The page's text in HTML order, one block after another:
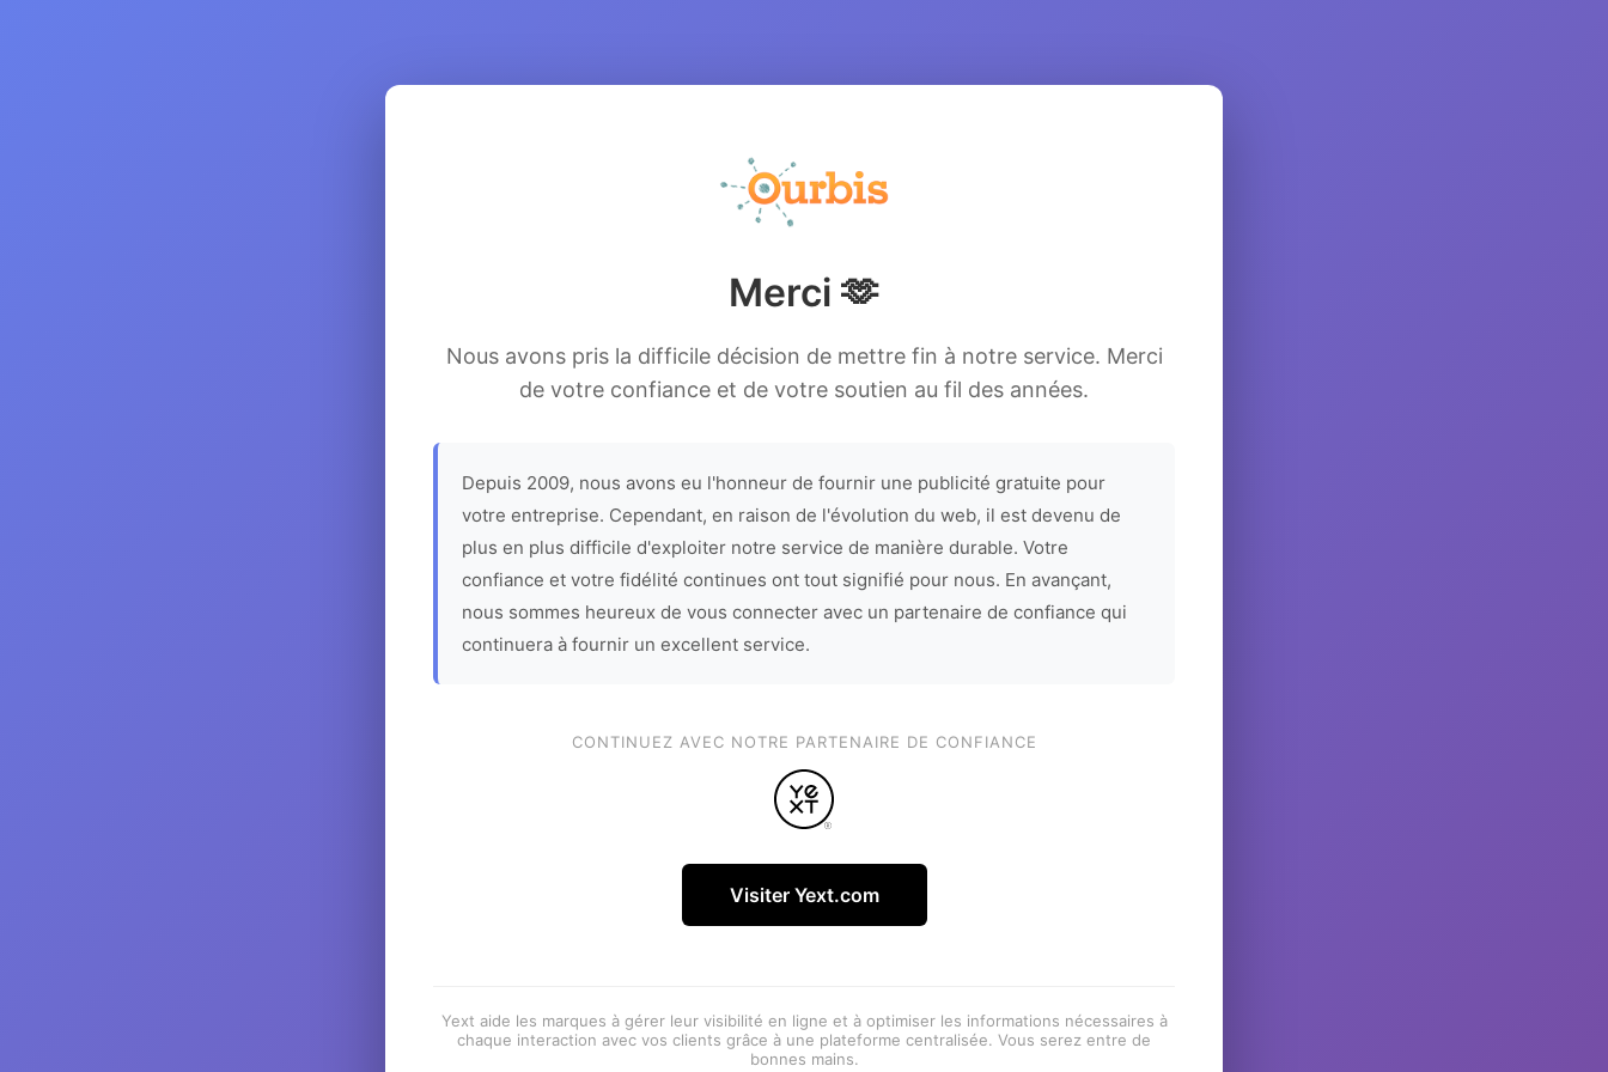
Merci 🫶
Nous avons pris la difficile décision de mettre fin à notre service. Merci
de votre confiance et de votre soutien au fil des années.
Depuis 2009, nous avons eu l'honneur de fournir une publicité gratuite pour
votre entreprise. Cependant, en raison de l'évolution du web, il est devenu de
plus en plus difficile d'exploiter notre service de manière durable. Votre
confiance et votre fidélité continues ont tout signifié pour nous. En avançant,
nous sommes heureux de vous connecter avec un partenaire de confiance qui
continuera à fournir un excellent service.
CONTINUEZ AVEC NOTRE PARTENAIRE DE CONFIANCE
Visiter Yext.com
Yext aide les marques à gérer leur visibilité en ligne et à optimiser les informations nécessaires à
chaque interaction avec vos clients grâce à une plateforme centralisée. Vous serez entre de
bonnes mains.